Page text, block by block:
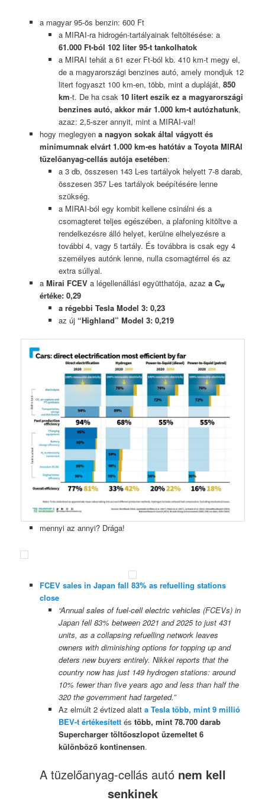
a magyar 95-ös benzin: 600 Ft
a MIRAI-ra hidrogén-tartályainak feltöltésése: a
61.000 Ft-ból 102 liter 95-t tankolhatok
a MIRAI tehát a 61 ezer Ft-ból kb. 410 km-t megy el,
de a magyarországi benzines autó, amely mondjuk 12
litert fogyaszt 100 km-en, több, mint a dupláját,850
km-t. De ha csak10 litert eszik ez a magyarországi
benzines autó, akkor már 1.000 km-t autózhatunk,
azaz: 2,5-szer annyit, mint a MIRAI-val!
hogy meglegyen a nagyon sokak által vágyott és
minimumnak elvárt 1.000 km-es hatótáv a Toyota MIRAI
tüzelőanyag-cellás autója esetében:
a 3 db, összesen 143 L-es tartályok helyett 7-8 darab,
összesen 357 L-es tartályok beépítésére lenne
szükség.
a MIRAI-ból egy kombit kellene csinálni és a
csomagteret teljes egészében, a plafoning kitöltve a
rendelkezésre álló helyet, kerülne elhelyezésre a
további 4, vagy 5 tartály. És továbbra is csak egy 4
személyes autónk lenne, nulla csomagtérrel és az
extra súllyal.
a Mirai FCEVa légellenállási együtthatója, azaz a Cw
értéke: 0,29
a régebbi Tesla Model 3: 0,23
az új “Highland” Model 3: 0,219
mennyi az annyi? Drága!
FCEV sales in Japan fall 83% as refuelling stations
close
“Annual sales of fuel-cell electric vehicles (FCEVs) in
Japan fell 83% between 2021 and 2025 to just 431
units, as a collapsing refuelling network leaves
owners with diminishing options for topping up and
deters new buyers entirely. Nikkei reports that the
country now has just 149 hydrogen stations: around
10% fewer than five years ago and less than half the
320 the government had targeted.”
Az elmúlt 2 évtized alatta Tesla több, mint 9 millió
BEV-t értékesített éstöbb, mint 78.700 darab
Supercharger töltőoszlopot üzemeltet 6
különböző kontinensen.
A tüzelőanyag-cellás autó nem kell
senkinek